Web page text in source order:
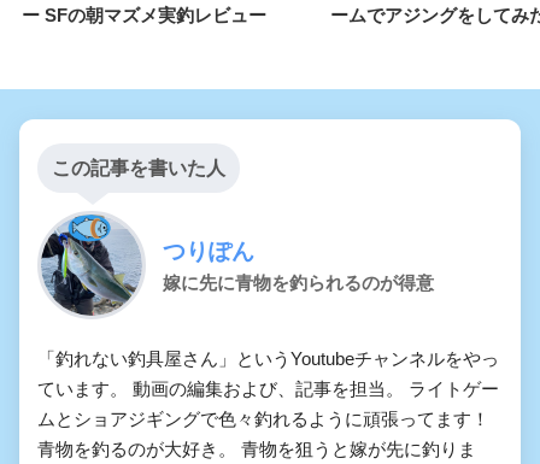
ー SFの朝マズメ実釣レビュー
ームでアジングをしてみ
この記事を書いた人
つりぽん
嫁に先に青物を釣られるのが得意
「釣れない釣具屋さん」というYoutubeチャンネルをやっ
ています。 動画の編集および、記事を担当。 ライトゲー
ムとショアジギングで色々釣れるように頑張ってます！
青物を釣るのが大好き。 青物を狙うと嫁が先に釣りま